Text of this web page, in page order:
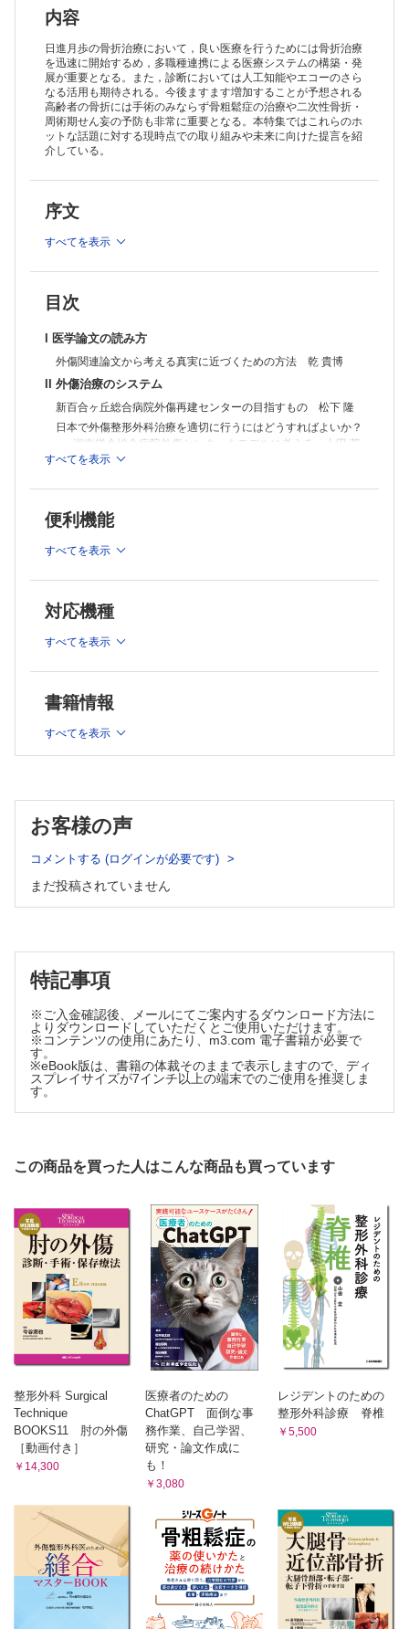
最先端はこれだ！ 福田 文雄
III 診断
整形外科外傷におけるAI診断の現状と展望 井元 佑一
小児肘関節外傷に対するエコー診断のすすめ−何をどの順番にみる
か？ 中川 知郎
IV 治療指針・治療戦略
鎖骨骨折に対する最新の治療指針・治療戦略 島村 安則
上腕骨骨折に合併した橈骨神経麻痺に対する最新の治療指針・治療戦
略 坂 なつみ
らしてきたのか？ 善家 雄吉
重度脛骨開放骨折に対する最新の治療戦略 二村 謙太郎
V 高齢者・脆弱性骨折
二次性骨折予防を目指した最新の骨粗鬆症治療update −どの薬を使うべ
きか 萩野 浩
脆弱性骨盤輪骨折の診断と治療update −いつ手術を決めて、どう固定す
るか 本田 哲史
骨粗鬆症性椎体骨折の診療update 星野 雅俊
上腕骨近位端骨折に対するリバース型人工肩関節全置換術(RSA)の適応
と手術手技 塚田 圭輔
成人や高齢者の上腕骨遠位部骨折に対する治療 寺浦 英俊
高齢者の上腕骨遠位部骨折に対する人工肘関節置換術の適応と手術手
技 川崎 恵吉
ックを中心に 小林 史朋
め 籾井 健太
新倉 隆宏
高齢者の足関節骨折に対するTTCネイル固定について 木村 依音
高齢者足関節周囲骨折に対するMATILDA法の適応と手術手技 野坂 光
司
偽関節患者に対する自家末梢血CD34陽性細胞移植による骨・血管再生
Induced membrane technique(Masquelet法)における色付き骨セメント
High CALI(ハイカリ)のトリセツ 長谷川 真之
内容
日進月歩の骨折治療において，良い医療を行うためには骨折治療
を迅速に開始するめ，多職種連携による医療システムの構築・発
展が重要となる。また，診断においては人工知能やエコーのさら
なる活用も期待される。今後ますます増加することが予想される
高齢者の骨折には手術のみならず骨粗鬆症の治療や二次性骨折・
周術期せん妄の予防も非常に重要となる。本特集ではこれらのホ
ットな話題に対する現時点での取り組みや未来に向けた提言を紹
介している。
序文
すべてを表示
目次
I 医学論文の読み方
外傷関連論文から考える真実に近づくための方法 乾 貴博
II 外傷治療のシステム
新百合ヶ丘総合病院外傷再建センターの目指すもの 松下 隆
日本で外傷整形外科治療を適切に行うにはどうすればよいか？
−湘南鎌倉総合病院外傷センターをモデルに考える 土田 芳
彦
ヒップフラクチャーセンター−これまでの取り組みとこれから
日本版best practice tariff−多職種による骨折リエゾンサービ
整形外科外傷におけるAI診断の現状と展望 井元 佑一
小児肘関節外傷に対するエコー診断のすすめ−何をどの順番に
IV 治療指針・治療戦略
鎖骨骨折に対する最新の治療指針・治療戦略 島村 安則
治療戦略 坂 なつみ
橈骨遠位端骨折治療の変遷と現在地−各時代の最新治療は誰に
重度脛骨開放骨折に対する最新の治療戦略 二村 謙太郎
V 高齢者・脆弱性骨折
続発性骨粗鬆症の診断と治療update −皆さん、見逃してません
か？ 野津 雅和
脆弱性骨盤輪骨折の診断と治療update −いつ手術を決めて、ど
骨粗鬆症性椎体骨折の診療update 星野 雅俊
上腕骨近位端骨折に対するリバース型人工肩関節全置換術
(RSA)の適応と手術手技 塚田 圭輔
成人や高齢者の上腕骨遠位部骨折に対する治療 寺浦 英俊
手術手技 川崎 恵吉
大腿骨近位部の骨転移による病的骨折に対する人工関節置換術
非定型大腿骨骨折の診断と治療 −何が問題か？ その解決策は何
か？ 新倉 隆宏
高齢者の大腿骨遠位部骨折に対する早期荷重を目指した内固定
法 山下 伸之輔
高齢者の足関節骨折に対するTTCネイル固定について 木村 依
音
高齢者足関節周囲骨折に対するMATILDA法の適応と手術手
技 野坂 光司
VI 感染・偽関節
血管再生医療について 大江 啓介
Induced membrane technique(Masquelet法)における色付き骨
セメント使用のすすめ 佐藤 寿充
High CALI(ハイカリ)のトリセツ 長谷川 真之
すべてを表示
便利機能
すべてを表示
対応機種
すべてを表示
書籍情報
すべてを表示
お客様の声
コメントする (ログインが必要です)
まだ投稿されていません
特記事項
※ご入金確認後、メールにてご案内するダウンロード方法に
よりダウンロードしていただくとご使用いただけます。
※コンテンツの使用にあたり、m3.com 電子書籍が必要で
す。
※eBook版は、書籍の体裁そのままで表示しますので、ディ
スプレイサイズが7インチ以上の端末でのご使用を推奨しま
す。
この商品を買った人はこんな商品も買っています
整形外科 Surgical
Technique
BOOKS11 肘の外傷
［動画付き］
￥14,300
医療者のための
ChatGPT 面倒な事
務作業、自己学習、
研究・論文作成に
も！
￥3,080
レジデントのための
整形外科診療 脊椎
￥5,500